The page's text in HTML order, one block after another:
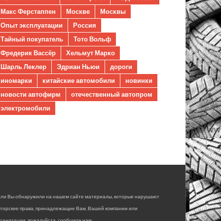
Макс Ферстаппен
Москве
Москвы
Опыт эксплуатации
Россия
Тайный покупатель
Тото Вольф
Фредерик Вассёр
Хельмут Марко
Шарль Леклер
Эдриан Ньюи
дороги
иномарки
китайские автомобили
новинки
новости автофирм
отечественный автопром
электромобили
Вы обнаружили на нашем сайте материалы, которые нарушают
права, принадлежащие Вам, Вашей компании или